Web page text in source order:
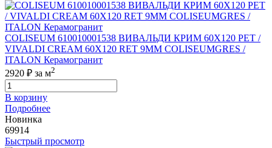
COLISEUM 610010001538 ВИВАЛЬДИ КРИМ 60X120 РЕТ /
VIVALDI CREAM 60X120 RET 9MM COLISEUMGRES /
ITALON Керамогранит
2920 ₽ за м2
В корзину
Подробнее
Новинка
69914
Быстрый просмотр